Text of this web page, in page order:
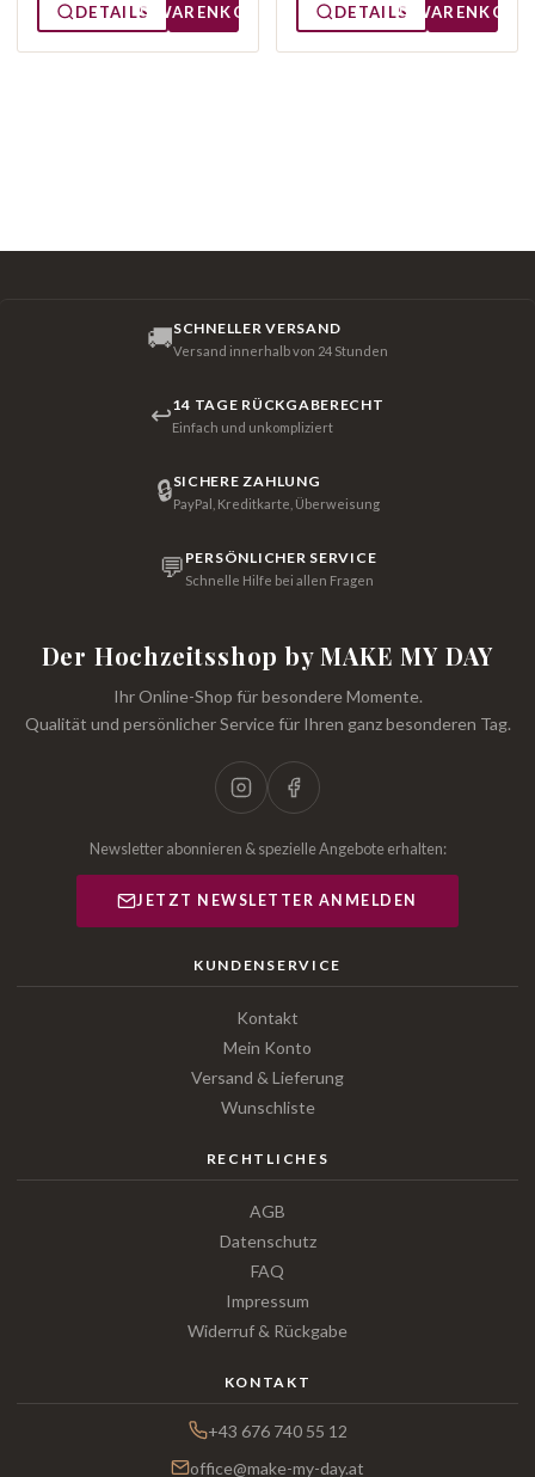
DETAILS
WARENKORB DETAILS WARENKORB
🚚SCHNELLER VERSAND
Versand innerhalb von 24 Stunden
↩14 TAGE RÜCKGABERECHT
Einfach und unkompliziert
🔒SICHERE ZAHLUNG
PayPal, Kreditkarte, Überweisung
💬 PERSÖNLICHER SERVICE
Schnelle Hilfe bei allen Fragen
Der Hochzeitsshop by MAKE MY DAY
Ihr Online-Shop für besondere Momente.
Qualität und persönlicher Service für Ihren ganz besonderen Tag.
Newsletter abonnieren & spezielle Angebote erhalten:
JETZT NEWSLETTER ANMELDEN
KUNDENSERVICE
Kontakt
Mein Konto
Versand & Lieferung
Wunschliste
RECHTLICHES
AGB
Datenschutz
FAQ
Impressum
Widerruf & Rückgabe
KONTAKT
+43 676 740 55 12
office@make-my-day.at